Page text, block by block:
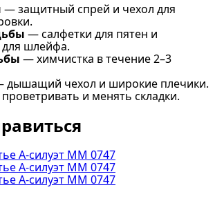
— защитный спрей и чехол для
— салфетки для пятен и
шлейфа.
— химчистка в течение 2–3
дышащий чехол и широкие плечики.
и менять складки.